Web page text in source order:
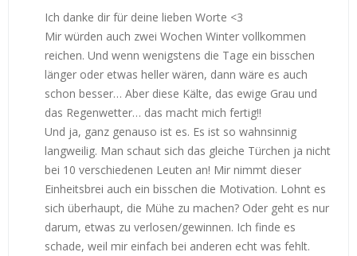
Ich danke dir für deine lieben Worte <3
Mir würden auch zwei Wochen Winter vollkommen
reichen. Und wenn wenigstens die Tage ein bisschen
länger oder etwas heller wären, dann wäre es auch
schon besser… Aber diese Kälte, das ewige Grau und
das Regenwetter… das macht mich fertig!!
Und ja, ganz genauso ist es. Es ist so wahnsinnig
langweilig. Man schaut sich das gleiche Türchen ja nicht
bei 10 verschiedenen Leuten an! Mir nimmt dieser
Einheitsbrei auch ein bisschen die Motivation. Lohnt es
sich überhaupt, die Mühe zu machen? Oder geht es nur
darum, etwas zu verlosen/gewinnen. Ich finde es
schade, weil mir einfach bei anderen echt was fehlt.